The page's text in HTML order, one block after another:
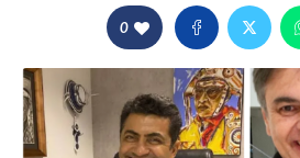
0